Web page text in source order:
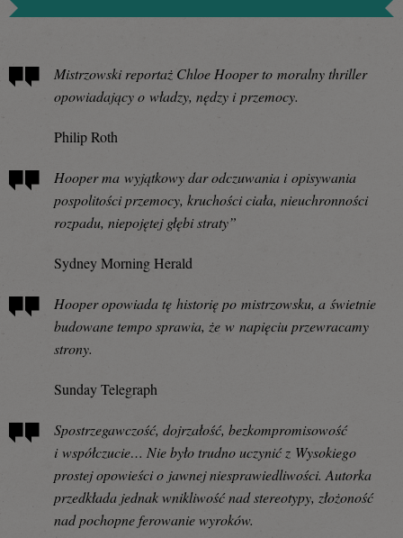
Mistrzowski reportaż Chloe Hooper to moralny thriller
opowiadający o władzy, nędzy i przemocy.
Philip Roth
Hooper ma wyjątkowy dar odczuwania i opisywania
pospolitości przemocy, kruchości ciała, nieuchronności
rozpadu, niepojętej głębi straty”
Sydney Morning Herald
Hooper opowiada tę historię po mistrzowsku, a świetnie
budowane tempo sprawia, że w napięciu przewracamy
strony.
Sunday Telegraph
Spostrzegawczość, dojrzałość, bezkompromisowość
i współczucie… Nie było trudno uczynić z Wysokiego
prostej opowieści o jawnej niesprawiedliwości. Autorka
przedkłada jednak wnikliwość nad stereotypy, złożoność
nad pochopne ferowanie wyroków.